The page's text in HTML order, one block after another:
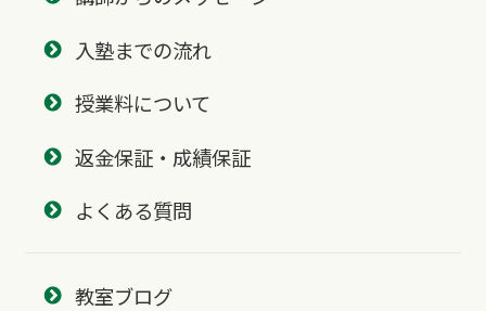
入塾までの流れ
授業料について
返金保証・成績保証
よくある質問
教室ブログ